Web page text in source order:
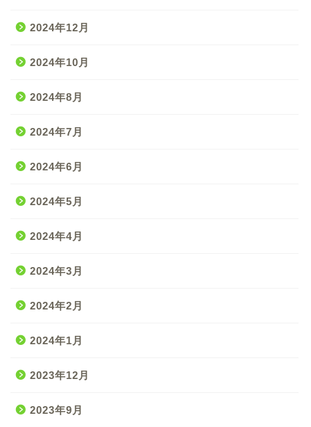
2024年12月
2024年10月
2024年8月
2024年7月
2024年6月
2024年5月
2024年4月
2024年3月
2024年2月
2024年1月
2023年12月
2023年9月